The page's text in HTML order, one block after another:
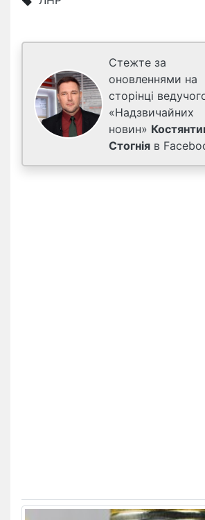
Стежте за
оновленнями на
сторінці
«Надзвичайних
новин»
Стогнія в